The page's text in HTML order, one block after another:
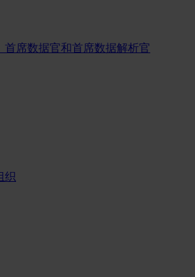
首席数据官和首席数据解析官
织